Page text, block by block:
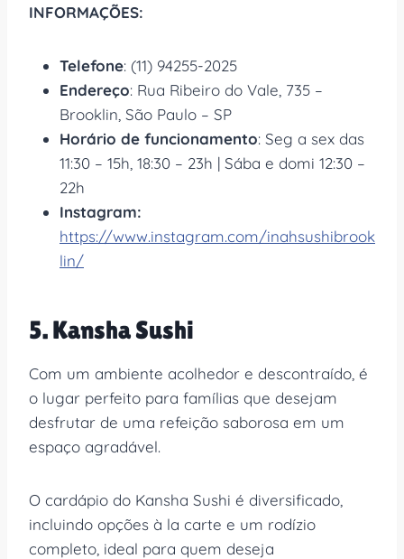
INFORMAÇÕES:
Telefone: (11) 94255-2025
Endereço: Rua Ribeiro do Vale, 735 –
Brooklin, São Paulo – SP
Horário de funcionamento: Seg a sex das
11:30 – 15h, 18:30 – 23h | Sába e domi 12:30 –
22h
Instagram:
https://www.instagram.com/inahsushibrook
lin/
5. Kansha Sushi
Com um ambiente acolhedor e descontraído, é
o lugar perfeito para famílias que desejam
desfrutar de uma refeição saborosa em um
espaço agradável.
O cardápio do Kansha Sushi é diversificado,
incluindo opções à la carte e um rodízio
completo, ideal para quem deseja